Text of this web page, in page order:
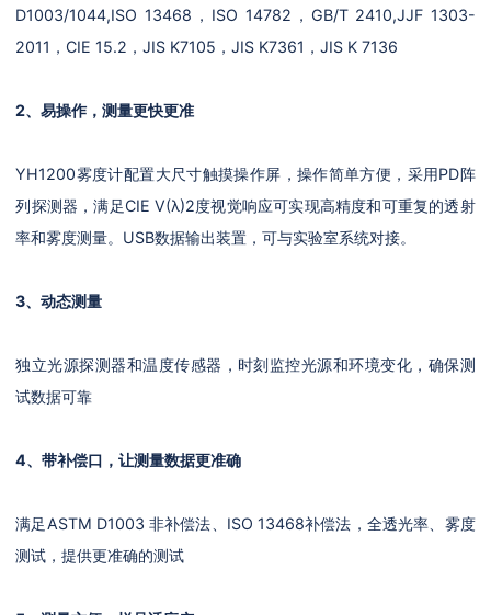
D1003/1044,ISO 13468，ISO 14782，GB/T 2410,JJF 1303-
2011，CIE 15.2，JIS K7105，JIS K7361，JIS K 7136
2、易操作，测量更快更准
YH1200雾度计配置大尺寸触摸操作屏，操作简单方便，采用PD阵
列探测器，满足CIE V(λ)2度视觉响应可实现高精度和可重复的透射
率和雾度测量。USB数据输出装置，可与实验室系统对接。
3、动态测量
独立光源探测器和温度传感器，时刻监控光源和环境变化，确保测
试数据可靠
4、带补偿口，让测量数据更准确
满足ASTM D1003 非补偿法、ISO 13468补偿法，全透光率、雾度
测试，提供更准确的测试